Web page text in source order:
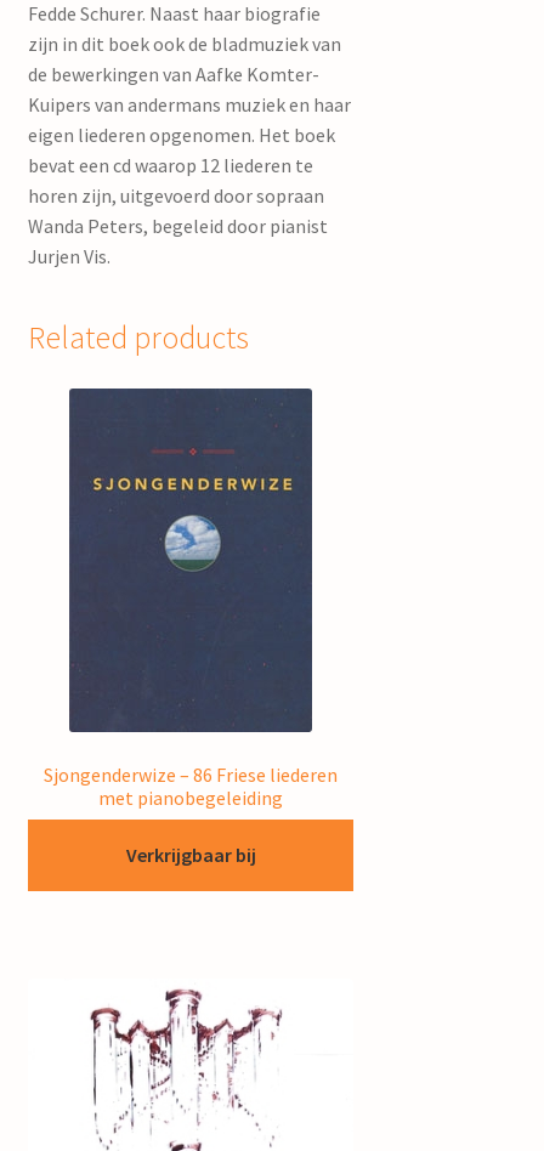
Fedde Schurer. Naast haar biografie
zijn in dit boek ook de bladmuziek van
de bewerkingen van Aafke Komter-
Kuipers van andermans muziek en haar
eigen liederen opgenomen. Het boek
bevat een cd waarop 12 liederen te
horen zijn, uitgevoerd door sopraan
Wanda Peters, begeleid door pianist
Jurjen Vis.
Related products
Sjongenderwize – 86 Friese liederen
met pianobegeleiding
Verkrijgbaar bij